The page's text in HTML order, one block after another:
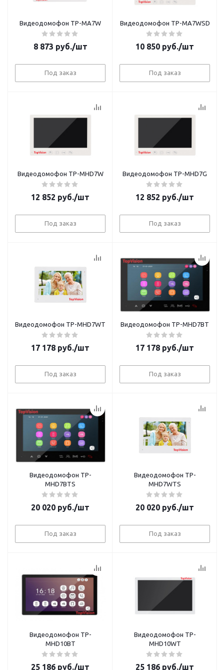
Видеодомофон TP-MA7W
8 873 руб./шт
Под заказ
Видеодомофон TP-MA7WSD
10 850 руб./шт
Под заказ
Видеодомофон TP-MHD7W
12 852 руб./шт
Под заказ
Видеодомофон TP-MHD7G
12 852 руб./шт
Под заказ
Видеодомофон TP-MHD7WT
17 178 руб./шт
Под заказ
Видеодомофон TP-MHD7BT
17 178 руб./шт
Под заказ
Видеодомофон TP-
MHD7BTS
20 020 руб./шт
Под заказ
Видеодомофон TP-
MHD7WTS
20 020 руб./шт
Под заказ
Видеодомофон TP-
MHD10BT
25 186 руб./шт
Видеодомофон TP-
MHD10WT
25 186 руб./шт